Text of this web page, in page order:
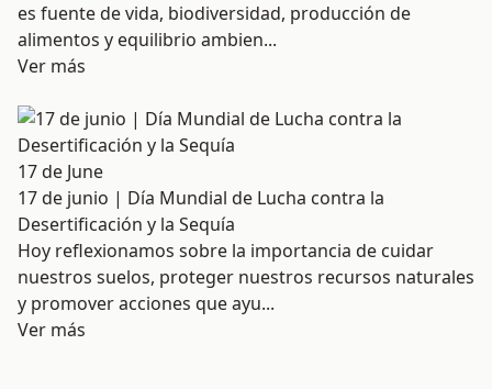
es fuente de vida, biodiversidad, producción de
alimentos y equilibrio ambien...
Ver más
17 de June
17 de junio | Día Mundial de Lucha contra la
Desertificación y la Sequía
Hoy reflexionamos sobre la importancia de cuidar
nuestros suelos, proteger nuestros recursos naturales
y promover acciones que ayu...
Ver más